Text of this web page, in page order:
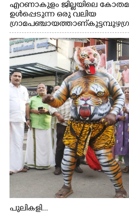
എറണാകുളം ജില്ലയിലെ
ഉൾപ്പെടുന്ന ഒരു വലിയ
ഗ്രാമപഞ്ചായത്താണ് കുട്ടമ്പുഴ
ആദിവാസി ഊരുകളായ
ഉറിയംപെട്ടി, തേക്കല്ല്,
സ്ഥലങ്ങളിലേക്കുള്ള പ്രധാന
കാണുന്ന കടത്ത് വള്ളം
പുലികളി...